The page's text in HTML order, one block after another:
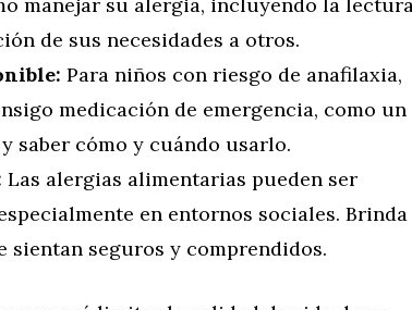
de sus necesidades a otros.
Para niños con riesgo de anafilaxia,
medicación de emergencia, como un
saber cómo y cuándo usarlo.
Las alergias alimentarias pueden ser
en entornos sociales. Brinda
sientan seguros y comprendidos.